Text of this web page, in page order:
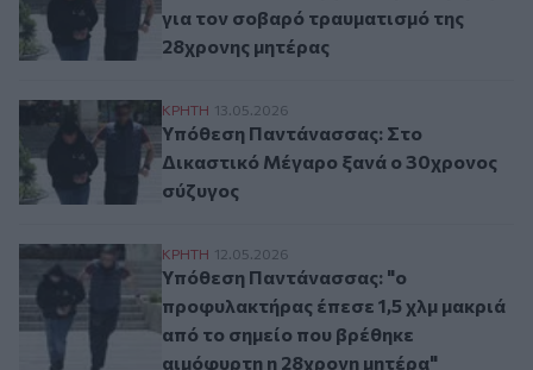
για τον σοβαρό τραυματισμό της
28χρονης μητέρας
Υπόθεση Παντάνασσας: Στο Δικαστικό
ΚΡΗΤΗ 13.05.2026
Υπόθεση Παντάνασσας: Στο
Δικαστικό Μέγαρο ξανά ο 30χρονος
σύζυγος
Υπόθεση Παντάνασσας: "ο
ΚΡΗΤΗ 12.05.2026
Υπόθεση Παντάνασσας: "ο
προφυλακτήρας έπεσε 1,5 χλμ μακριά
από το σημείο που βρέθηκε
αιμόφυρτη η 28χρονη μητέρα"